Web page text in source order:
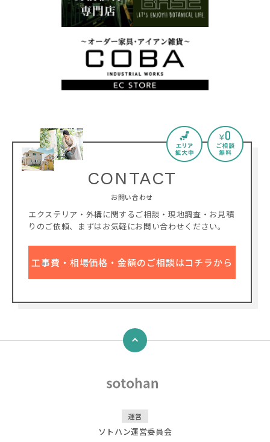
CONTACT
お問い合わせ
エクステリア・外構に関するご相談・現地調査・お見積
りのご依頼、
まずはお気軽にお問い合わせください。
工事費・相場価格・金額のご相談はコチラから
↑
運営
ソトハン運営委員会